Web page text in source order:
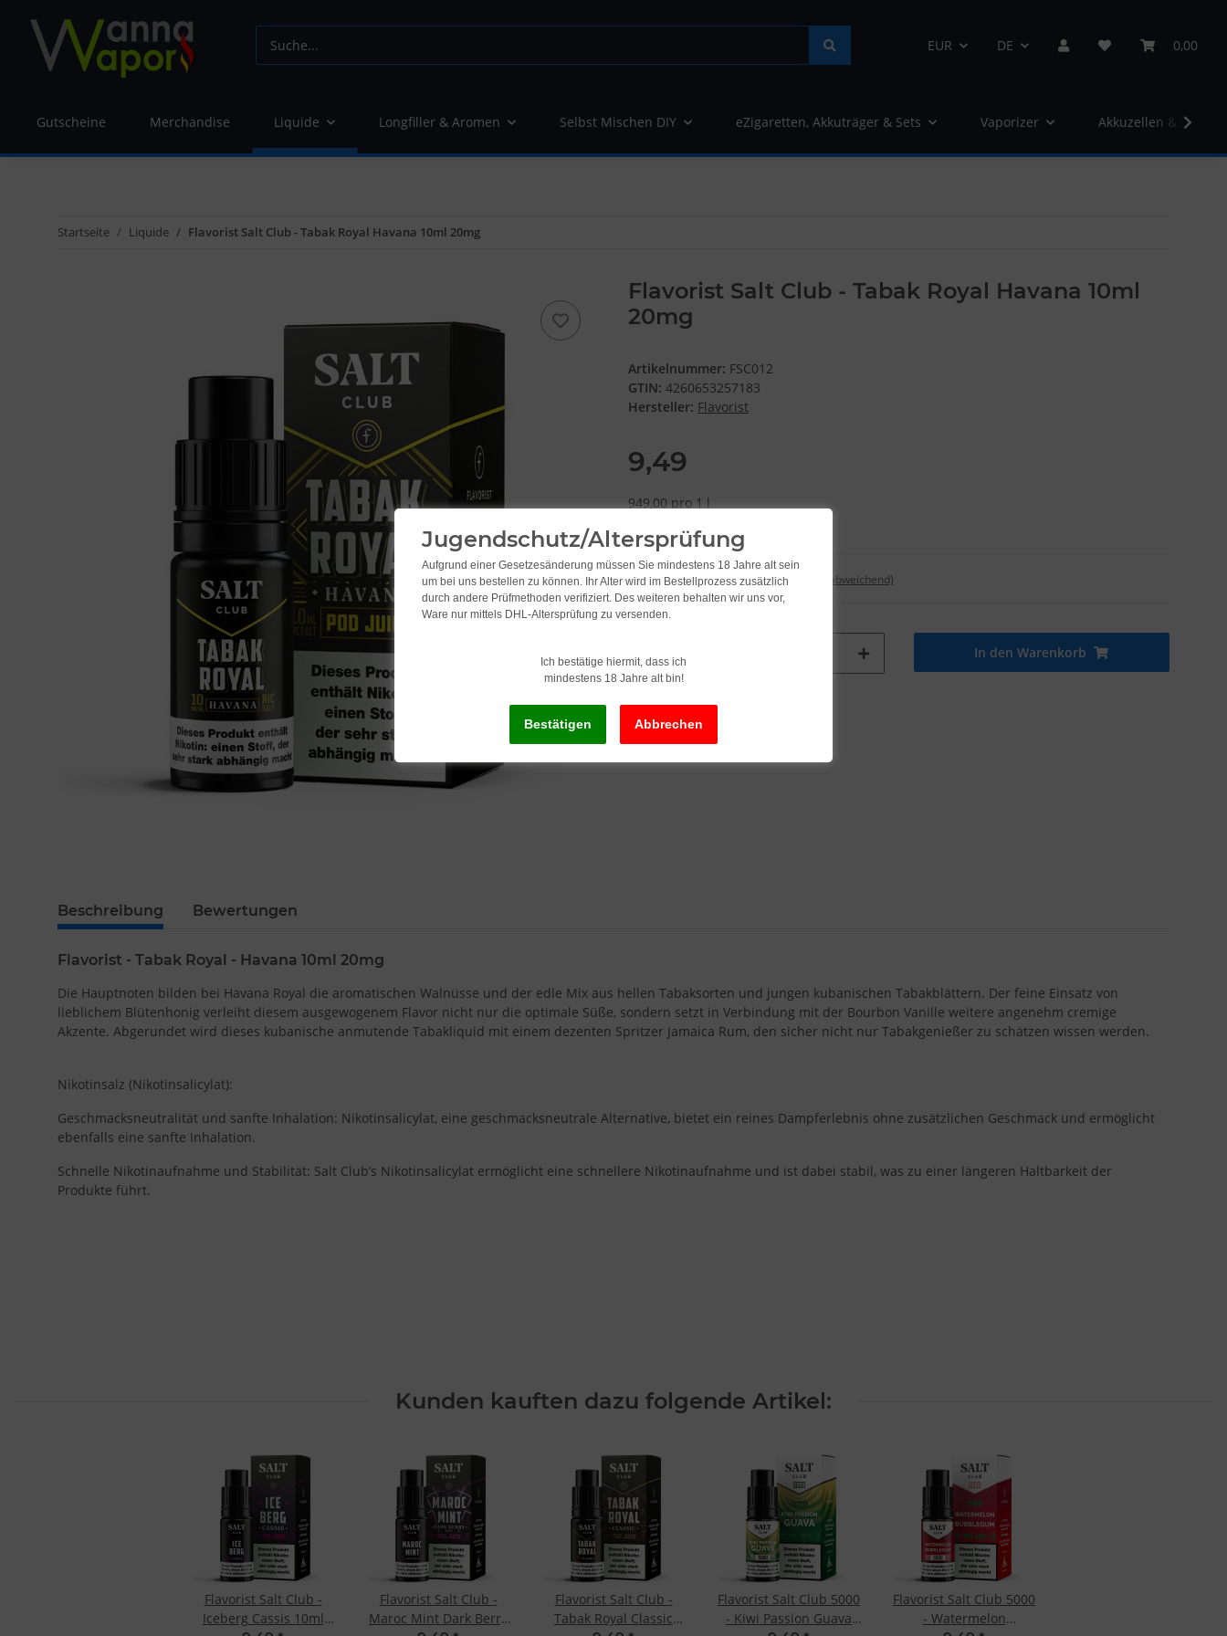
EUR DE 0,00
Gutscheine Merchandise Liquide Longfiller & Aromen Selbst Mischen DIY eZigaretten, Akkuträger & Sets Vaporizer Akkuzellen &
Startseite Liquide Flavorist Salt Club - Tabak Royal Havana 10ml 20mg
Flavorist Salt Club - Tabak Royal Havana 10ml
20mg
Artikelnummer: FSC012
GTIN: 4260653257183
Hersteller: Flavorist
9,49
949,00 pro 1 l
Lieferzeit:2 - 3 Werktage(DE - Ausland abweichend)
In den Warenkorb
Beschreibung Bewertungen
Flavorist - Tabak Royal - Havana 10ml 20mg
Die Hauptnoten bilden bei Havana Royal die aromatischen Walnüsse und der edle Mix aus hellen Tabaksorten und jungen kubanischen Tabakblättern. Der feine Einsatz von
lieblichem Blütenhonig verleiht diesem ausgewogenem Flavor nicht nur die optimale Süße, sondern setzt in Verbindung mit der Bourbon Vanille weitere angenehm cremige
Akzente. Abgerundet wird dieses kubanische anmutende Tabakliquid mit einem dezenten Spritzer Jamaica Rum, den sicher nicht nur Tabakgenießer zu schätzen wissen werden.
Nikotinsalz (Nikotinsalicylat):
Geschmacksneutralität und sanfte Inhalation: Nikotinsalicylat, eine geschmacksneutrale Alternative, bietet ein reines Dampferlebnis ohne zusätzlichen Geschmack und ermöglicht
ebenfalls eine sanfte Inhalation.
Schnelle Nikotinaufnahme und Stabilität: Salt Club’s Nikotinsalicylat ermöglicht eine schnellere Nikotinaufnahme und ist dabei stabil, was zu einer längeren Haltbarkeit der
Produkte führt.
Kunden kauften dazu folgende Artikel:
Flavorist Salt Club -
Iceberg Cassis 10ml
Flavorist Salt Club -
Maroc Mint Dark Berry
Flavorist Salt Club -
Tabak Royal Classic
Flavorist Salt Club 5000
- Kiwi Passion Guava
Flavorist Salt Club 5000
- Watermelon
Jugendschutz/Altersprüfung
Aufgrund einer Gesetzesänderung müssen Sie mindestens 18 Jahre alt sein
um bei uns bestellen zu können. Ihr Alter wird im Bestellprozess zusätzlich
durch andere Prüfmethoden verifiziert. Des weiteren behalten wir uns vor,
Ware nur mittels DHL-Altersprüfung zu versenden.
Ich bestätige hiermit, dass ich
mindestens 18 Jahre alt bin!